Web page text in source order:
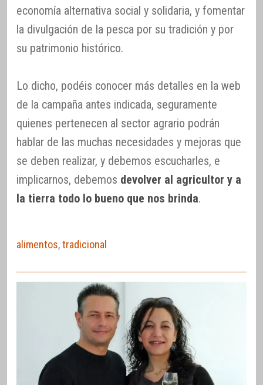
economía alternativa social y solidaria, y fomentar
la divulgación de la pesca por su tradición y por
su patrimonio histórico.
Lo dicho, podéis conocer más detalles en la web
de la campaña antes indicada, seguramente
quienes pertenecen al sector agrario podrán
hablar de las muchas necesidades y mejoras que
se deben realizar, y debemos escucharles, e
implicarnos, debemos devolver al agricultor y a
la tierra todo lo bueno que nos brinda.
alimentos,tradicional